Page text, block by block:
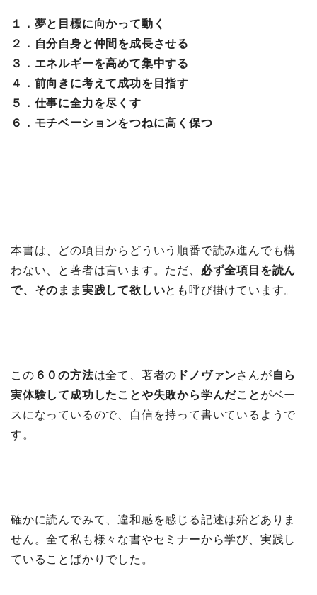
１．夢と目標に向かって動く
２．自分自身と仲間を成長させる
３．エネルギーを高めて集中する
４．前向きに考えて成功を目指す
５．仕事に全力を尽くす
６．モチベーションをつねに高く保つ
本書は、どの項目からどういう順番で読み進んでも構
わない、と著者は言います。ただ、 必ず全項目を読ん
で、そのまま実践して欲しいとも呼び掛けています。
この ６０の方法は全て、著者の ドノヴァンさんが自ら
実体験して成功したことや失敗から学んだこと がベー
スになっているので、自信を持って書いているようで
す。
確かに読んでみて、違和感を感じる記述は殆どありま
せん。全て私も様々な書やセミナーから学び、実践し
ていることばかりでした。